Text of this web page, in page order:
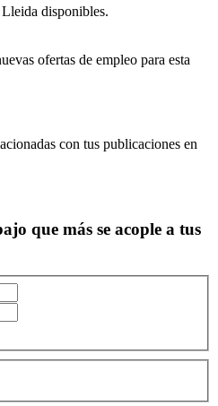
disponibles.
ofertas de empleo para esta
con tus publicaciones en
que más se acople a tus